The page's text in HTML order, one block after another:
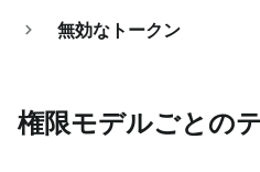
無効なトークン
権限モデルごとの